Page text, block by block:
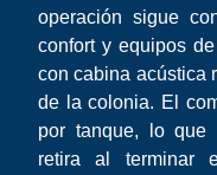
operación sigue
confort y equipos
con cabina acústica
de la colonia. El
por tanque, lo que
retira al terminar